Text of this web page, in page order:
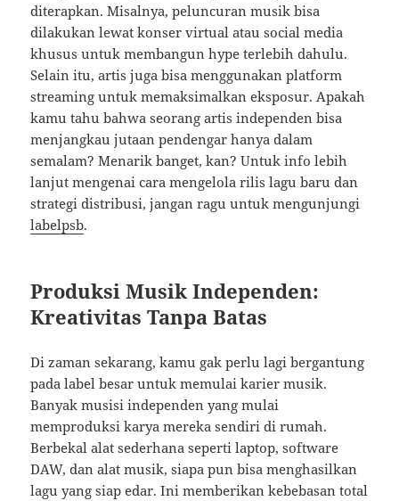
diterapkan. Misalnya, peluncuran musik bisa
dilakukan lewat konser virtual atau social media
khusus untuk membangun hype terlebih dahulu.
Selain itu, artis juga bisa menggunakan platform
streaming untuk memaksimalkan eksposur. Apakah
kamu tahu bahwa seorang artis independen bisa
menjangkau jutaan pendengar hanya dalam
semalam? Menarik banget, kan? Untuk info lebih
lanjut mengenai cara mengelola rilis lagu baru dan
strategi distribusi, jangan ragu untuk mengunjungi
labelpsb.
Produksi Musik Independen:
Kreativitas Tanpa Batas
Di zaman sekarang, kamu gak perlu lagi bergantung
pada label besar untuk memulai karier musik.
Banyak musisi independen yang mulai
memproduksi karya mereka sendiri di rumah.
Berbekal alat sederhana seperti laptop, software
DAW, dan alat musik, siapa pun bisa menghasilkan
lagu yang siap edar. Ini memberikan kebebasan total